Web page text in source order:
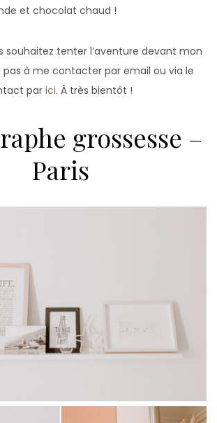
et chocolat chaud !
souhaitez tenter l’aventure devant mon
pas à me contacter par email ou via le
par ici. À très bientôt !
grossesse –
Paris